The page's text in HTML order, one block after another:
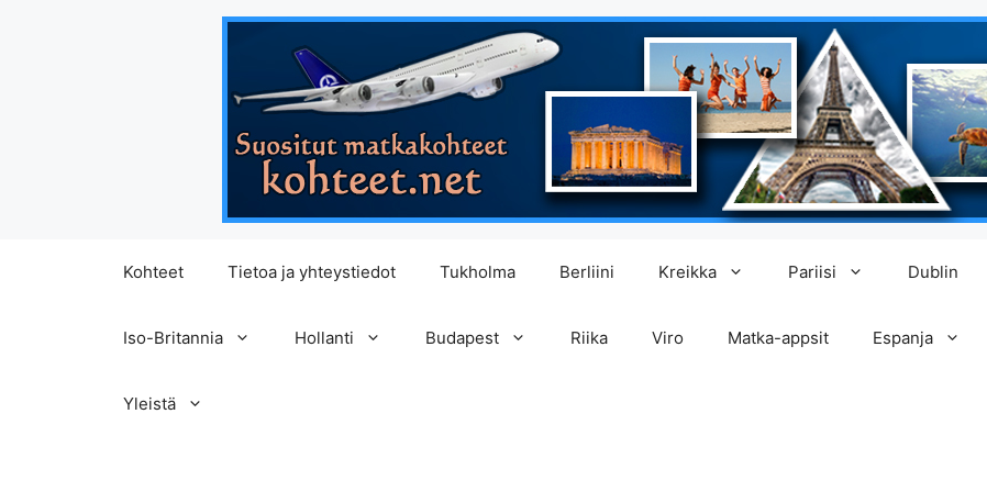
Kohteet Tietoa ja yhteystiedot Tukholma Berliini Kreikka Pariisi Dublin
Iso-Britannia Hollanti Budapest Riika Viro Matka-appsit Espanja
Yleistä